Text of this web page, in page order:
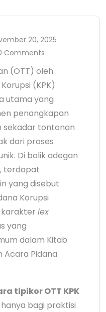
20, 2025
Comments
(OTT) oleh
(KPK)
utama yang
penangkapan
sekadar tontonan
dari proses
Di balik adegan
terdapat
yang disebut
Korupsi
karakter lex
yang
dalam Kitab
Acara Pidana
tipikor OTT KPK
bagi praktisi